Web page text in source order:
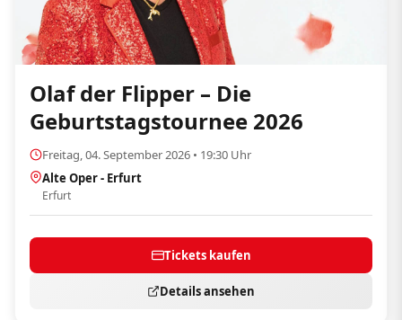
Olaf der Flipper – Die
Geburtstagstournee 2026
Freitag, 04. September 2026 • 19:30 Uhr
Alte Oper - Erfurt
Erfurt
Tickets kaufen
Details ansehen